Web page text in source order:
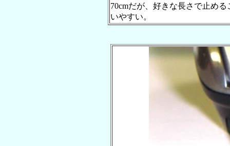
70cmだが、好きな長さで止め
いやすい。